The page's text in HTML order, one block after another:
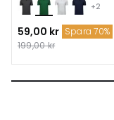
+2
59,00 kr Spara 70%
199,00 kr